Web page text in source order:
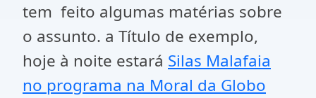
tem feito algumas matérias sobre
o assunto. a Título de exemplo,
hoje à noite estará Silas Malafaia
no programa na Moral da Globo